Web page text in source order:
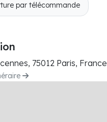
par télécommande
75012 Paris, France